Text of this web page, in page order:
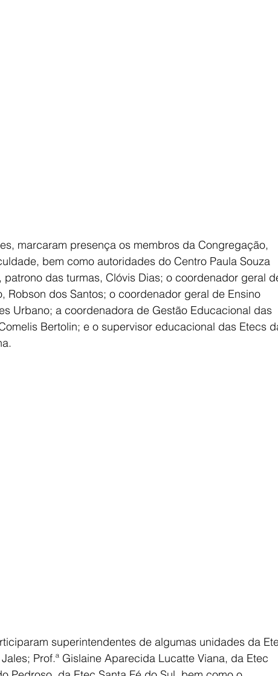
marcaram presença os membros da Congregação,
bem como autoridades do Centro Paula Souza
patrono das turmas, Clóvis Dias; o coordenador geral
Robson dos Santos; o coordenador geral de Ensino
Urbano; a coordenadora de Gestão Educacional das
Bertolin; e o supervisor educacional das Etecs
Prof.ª Gislaine Aparecida Lucatte Viana, da Etec